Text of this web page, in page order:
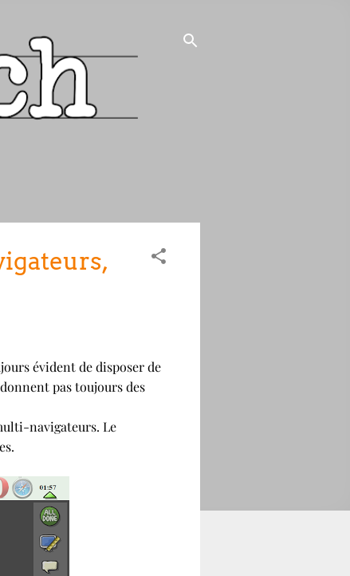
évident de disposer de
pas toujours des
navigateurs. Le